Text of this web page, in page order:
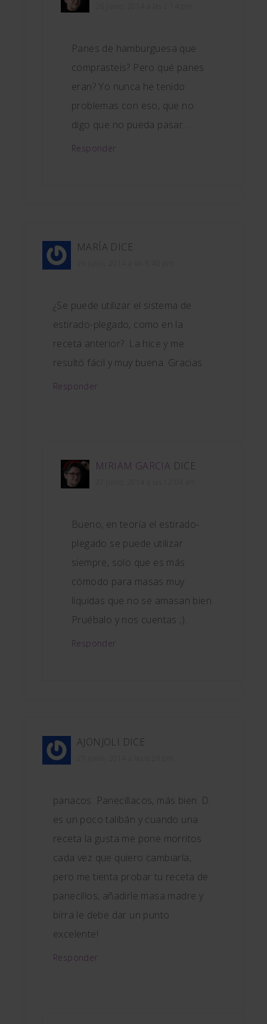
Panes de hamburguesa que
comprasteis? Pero qué panes
eran? Yo nunca he tenido
problemas con eso, que no
digo que no pueda pasar…
Responder
MARÍA DICE
¿Se puede utilizar el sistema de
estirado-plegado, como en la
receta anterior?. La hice y me
resultó fácil y muy buena. Gracias.
Responder
MIRIAM GARCIA DICE
Bueno, en teoría el estirado-
plegado se puede utilizar
siempre, solo que es más
cómodo para masas muy
líquidas que no se amasan bien.
Pruébalo y nos cuentas ;).
Responder
AJONJOLI DICE
panacos. Panecillacos, más bien. D.
es un poco talibán y cuando una
receta la gusta me pone morritos
cada vez que quiero cambiarla,
pero me tienta probar tu receta de
panecillos, añadirle masa madre y
birra le debe dar un punto
excelente!
Responder